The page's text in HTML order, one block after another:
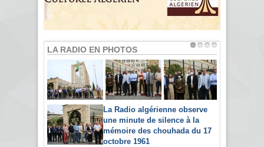
LA RADIO EN PHOTOS
La Radio algérienne observe
une minute de silence à la
mémoire des chouhada du 17
octobre 1961